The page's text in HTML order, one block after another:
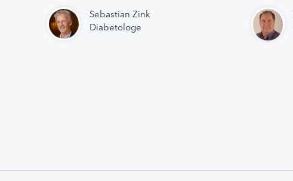
Sebastian Zink
Diabetologe